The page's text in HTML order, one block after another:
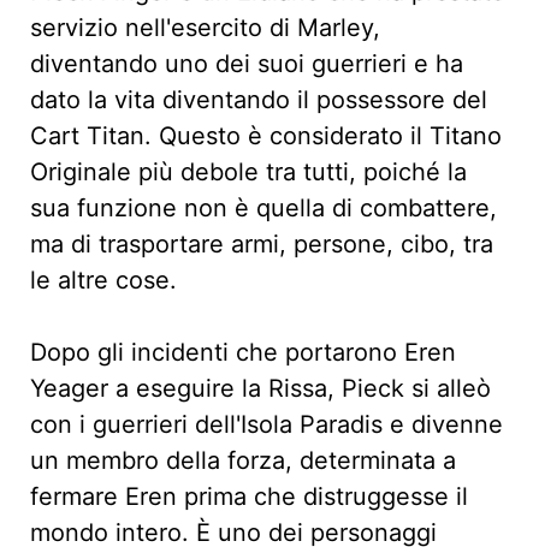
servizio nell'esercito di Marley,
diventando uno dei suoi guerrieri e ha
dato la vita diventando il possessore del
Cart Titan. Questo è considerato il Titano
Originale più debole tra tutti, poiché la
sua funzione non è quella di combattere,
ma di trasportare armi, persone, cibo, tra
le altre cose.
Dopo gli incidenti che portarono Eren
Yeager a eseguire la Rissa, Pieck si alleò
con i guerrieri dell'Isola Paradis e divenne
un membro della forza, determinata a
fermare Eren prima che distruggesse il
mondo intero. È uno dei personaggi